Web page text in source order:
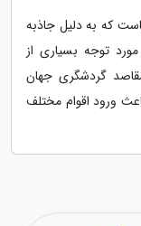
که به دلیل جاذبه
توجه بسیاری از
گردشگری جهان
ورود اقوام مختلف